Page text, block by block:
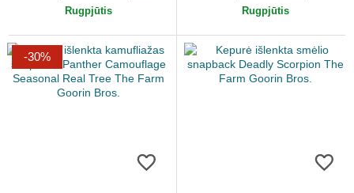
Rugpjūtis
Rugpjūtis
-30%